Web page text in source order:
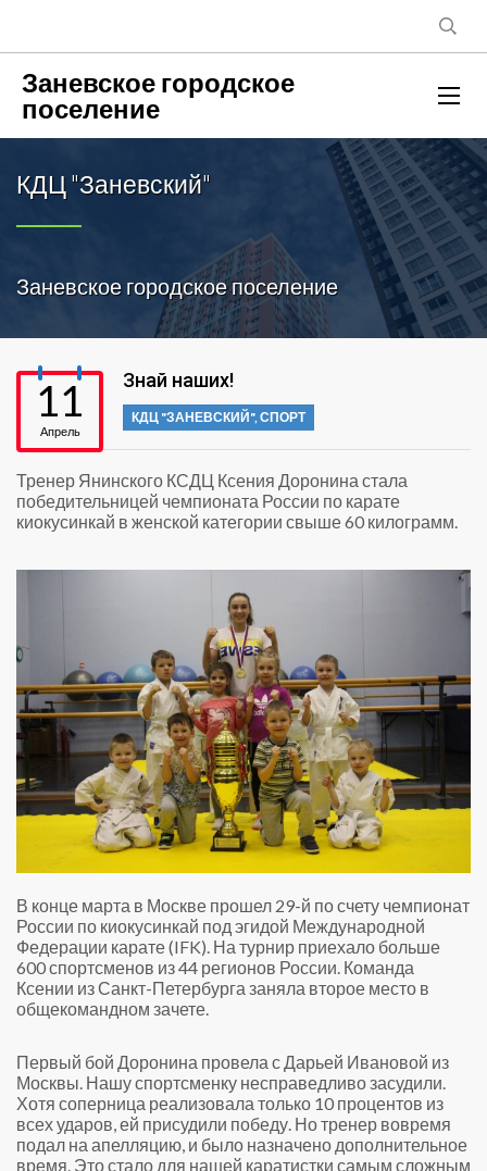
Заневское городское
поселение
КДЦ "Заневский"
Заневское городское поселение
11
Апрель
Знай наших!
КДЦ "ЗАНЕВСКИЙ",СПОРТ
Тренер Янинского КСДЦ Ксения Доронина стала
победительницей чемпионата России по карате
киокусинкай в женской категории свыше 60 килограмм.
В конце марта в Москве прошел 29-й по счету чемпионат
России по киокусинкай под эгидой Международной
Федерации карате (IFK). На турнир приехало больше
600 спортсменов из 44 регионов России. Команда
Ксении из Санкт-Петербурга заняла второе место в
общекомандном зачете.
Первый бой Доронина провела с Дарьей Ивановой из
Москвы. Нашу спортсменку несправедливо засудили.
Хотя соперница реализовала только 10 процентов из
всех ударов, ей присудили победу. Но тренер вовремя
подал на апелляцию, и было назначено дополнительное
время. Это стало для нашей каратистки самым сложным